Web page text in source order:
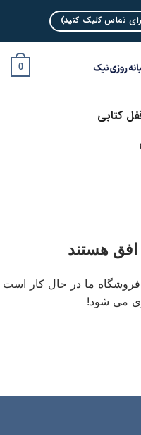
تماس کلیک کنید)
0
کتابی
هستند
ما در حال کار است
می شود!